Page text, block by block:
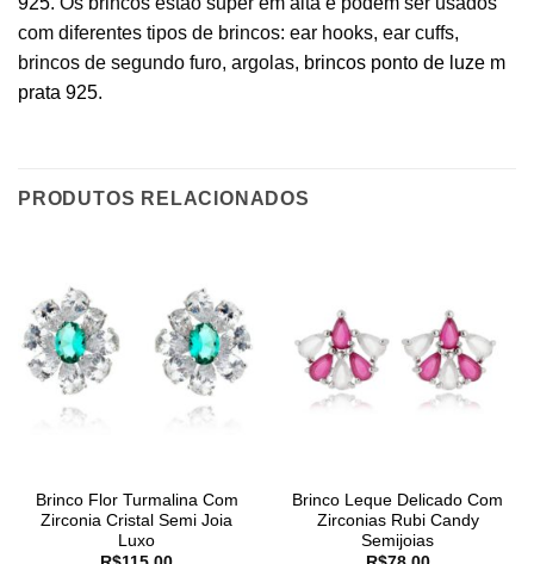
com diferentes tipos de brincos: ear hooks, ear cuffs,
brincos de segundo furo, argolas, brincos ponto de luze m
prata 925.
PRODUTOS RELACIONADOS
Brinco Flor Turmalina Com
Zirconia Cristal Semi Joia
Luxo
Brinco Leque Delicado Com
Zirconias Rubi Candy
Semijoias